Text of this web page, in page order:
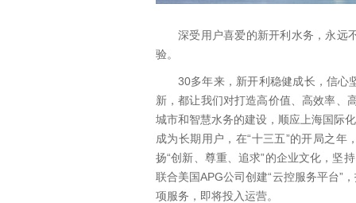
深受用户喜爱的新开利水务，永远
验。
30多年来，新开利稳健成长，信心
新，都让我们对打造高价值、高效率、
城市和智慧水务的建设，顺应上海国际
成为长期用户，在“十三五”的开局之年
扬“创新、尊重、追求”的企业文化，坚
联合美国APG公司创建“云控服务平台”
项服务，即将投入运营。